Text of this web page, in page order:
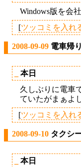
Windows版を会
[ツッコミを入れ
2008-09-09 電車帰り
本日
久しぶりに電車
ていたがまぁよ
[ツッコミを入れ
2008-09-10 タクシ
本日